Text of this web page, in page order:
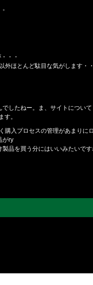
・・
外ほとんど駄目な気がします・
したねー。ま、サイトについ
。
購入プロセスの管理があまりに
がry
品を買う分にはいいみたいで